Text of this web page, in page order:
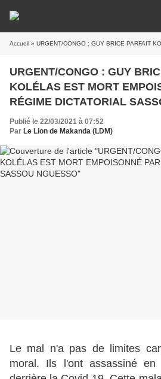
Accueil » URGENT/CONGO : GUY BRICE PARFAIT KOLÉLAS EST MORT
URGENT/CONGO : GUY
KOLÉLAS EST MORT
RÉGIME DICTATORIAL
Publié le 22/03/2021 à 07:52
Par Le Lion de Makanda (LDM)
Le mal n'a pas de limites
moral. Ils l'ont assassiné en